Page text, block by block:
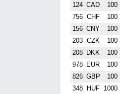
124 CAD 100
756 CHF 100
156 CNY 100
203 CZK 100
208 DKK 100
978 EUR 100
826 GBP 100
348 HUF 1000